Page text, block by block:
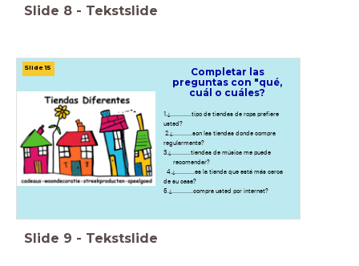
Slide 8 - Tekstslide
Completar las
preguntas con "qué,
cuál o cuáles?
1.¿.............tipo de tiendas de ropa prefiere
usted?
2.¿............son las tiendas donde compra
regularmente?
3.¿............tiendas de música me puede
recomendar?
4.¿............es la tienda que está más cerca
de su casa?
5.¿.............compra usted por internet?
Slide 15
Slide 9 - Tekstslide